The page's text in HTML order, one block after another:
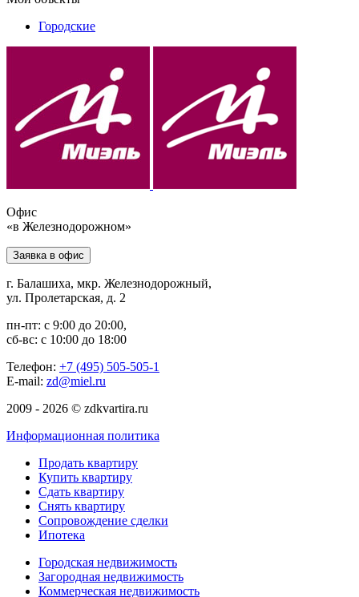
Городские
Офис
«в Железнодорожном»
Заявка в офис
г. Балашиха, мкр. Железнодорожный,
ул. Пролетарская, д. 2
пн-пт: с 9:00 до 20:00,
сб-вс: с 10:00 до 18:00
Телефон: +7 (495) 505-505-1
E-mail: zd@miel.ru
2009 - 2026 © zdkvartira.ru
Информационная политика
Продать квартиру
Купить квартиру
Сдать квартиру
Снять квартиру
Сопровождение сделки
Ипотека
Городская недвижимость
Загородная недвижимость
Коммерческая недвижимость